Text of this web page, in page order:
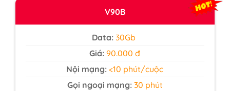
V90B
Data: 30Gb
Giá:90.000 đ
Nội mạng:<10 phút/cuộc
Gọi ngoại mạng:30 phút